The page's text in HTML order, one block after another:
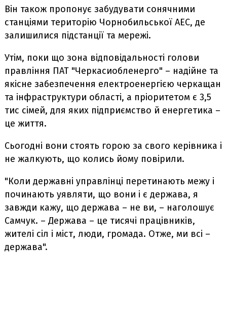
Він також пропонує забудувати сонячними
станціями територію Чорнобильської АЕС, де
залишилися підстанції та мережі.
Утім, поки що зона відповідальності голови
правління ПАТ "Черкасиобленерго" – надійне та
якісне забезпечення електроенергією черкащан
та інфраструктури області, а пріоритетом є 3,5
тис сімей, для яких підприємство й енергетика –
це життя.
Сьогодні вони стоять горою за свого керівника і
не жалкують, що колись йому повірили.
"Коли державні управлінці перетинають межу і
починають уявляти, що вони і є держава, я
завжди кажу, що держава – не ви, – наголошує
Самчук. – Держава – це тисячі працівників,
жителі сіл і міст, люди, громада. Отже, ми всі –
держава".